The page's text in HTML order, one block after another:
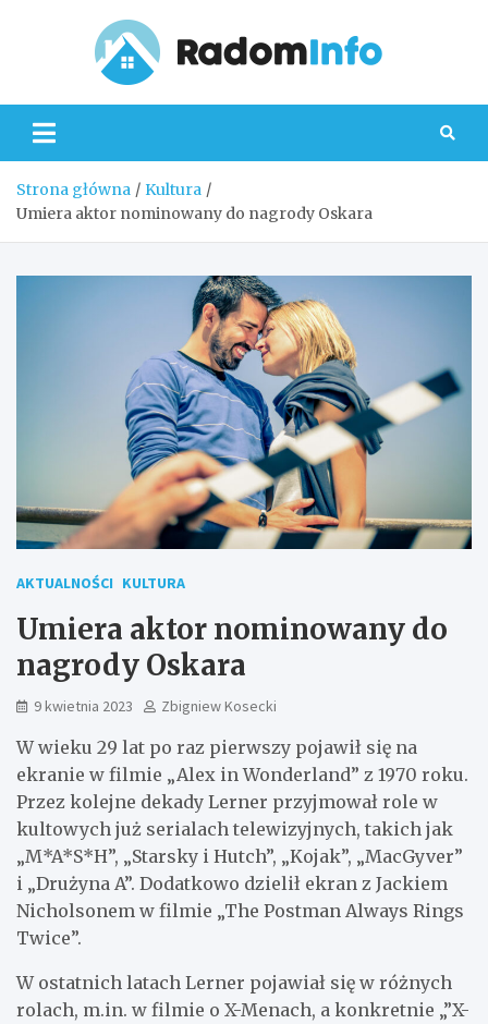
Strona główna
Kultura
Umiera aktor nominowany do nagrody Oskara
AKTUALNOŚCI KULTURA
Umiera aktor nominowany do
nagrody Oskara
9 kwietnia 2023 Zbigniew Kosecki
W wieku 29 lat po raz pierwszy pojawił się na
ekranie w filmie „Alex in Wonderland” z 1970 roku.
Przez kolejne dekady Lerner przyjmował role w
kultowych już serialach telewizyjnych, takich jak
„M*A*S*H”, „Starsky i Hutch”, „Kojak”, „MacGyver”
i „Drużyna A”. Dodatkowo dzielił ekran z Jackiem
Nicholsonem w filmie „The Postman Always Rings
Twice”.
W ostatnich latach Lerner pojawiał się w różnych
rolach, m.in. w filmie o X-Menach, a konkretnie „”X-